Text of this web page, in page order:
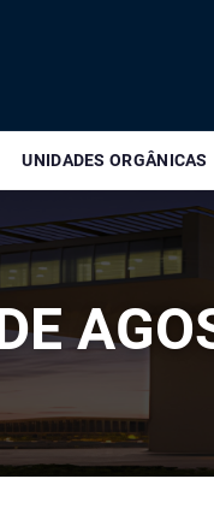
UNIDADES ORGÂNICAS